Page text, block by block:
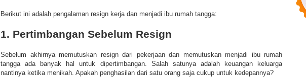
Berikut ini adalah pengalaman resign kerja dan menjadi ibu rumah tangga:
1. Pertimbangan Sebelum Resign
Sebelum akhirnya memutuskan resign dari pekerjaan dan memutuskan menjadi ibu rumah
tangga ada banyak hal untuk dipertimbangan. Salah satunya adalah keuangan keluarga
nantinya ketika menikah. Apakah penghasilan dari satu orang saja cukup untuk kedepannya?